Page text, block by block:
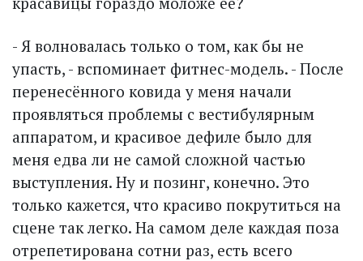
- Я волновалась только о том, как бы не
упасть, - вспоминает фитнес-модель. - После
перенесённого ковида у меня начали
проявляться проблемы с вестибулярным
аппаратом, и красивое дефиле было для
меня едва ли не самой сложной частью
выступления. Ну и позинг, конечно. Это
только кажется, что красиво покрутиться на
сцене так легко. На самом деле каждая поза
отрепетирована сотни раз, есть всего